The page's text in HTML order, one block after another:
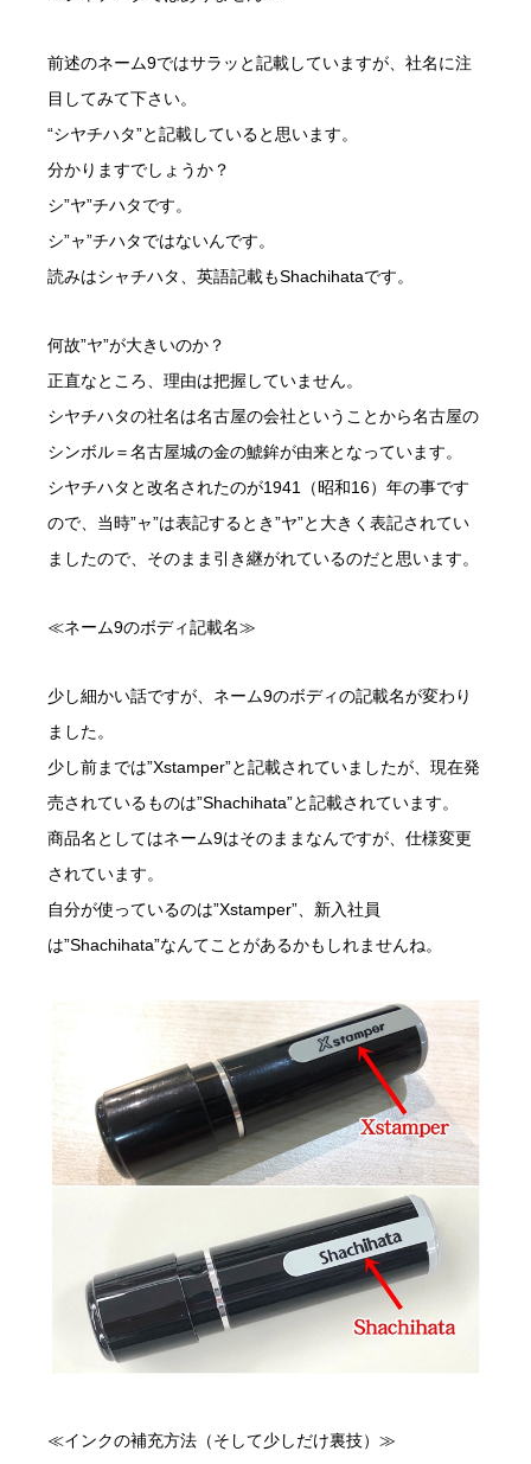
前述のネーム9ではサラッと記載していますが、社名に注
目してみて下さい。
“シヤチハタ”と記載していると思います。
分かりますでしょうか？
シ”ヤ”チハタです。
シ”ャ”チハタではないんです。
読みはシャチハタ、英語記載もShachihataです。
何故”ヤ”が大きいのか？
正直なところ、理由は把握していません。
シヤチハタの社名は名古屋の会社ということから名古屋の
シンボル＝名古屋城の金の鯱鉾が由来となっています。
シヤチハタと改名されたのが1941（昭和16）年の事です
ので、当時”ャ”は表記するとき”ヤ”と大きく表記されてい
ましたので、そのまま引き継がれているのだと思います。
≪ネーム9のボディ記載名≫
少し細かい話ですが、ネーム9のボディの記載名が変わり
ました。
少し前までは”Xstamper”と記載されていましたが、現在発
売されているものは”Shachihata”と記載されています。
商品名としてはネーム9はそのままなんですが、仕様変更
されています。
自分が使っているのは”Xstamper”、新入社員
は”Shachihata”なんてことがあるかもしれませんね。
≪インクの補充方法（そして少しだけ裏技）≫